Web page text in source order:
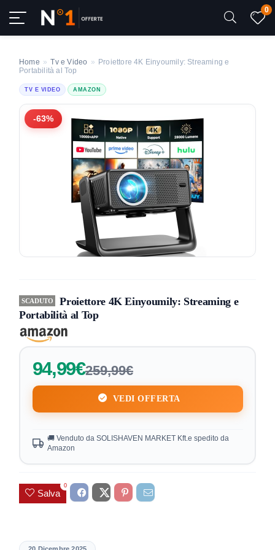
0
Home » Tv e Video » Proiettore 4K Einyoumily: Streaming e
Portabilità al Top
TV E VIDEO AMAZON
-63%
SCADUTO
Proiettore 4K Einyoumily: Streaming e
Portabilità al Top
94,99€259,99€
VEDI OFFERTA
🚚 Venduto da SOLISHAVEN MARKET Kft.e spedito da
Amazon
Salva
0
20 Dicembre 2025